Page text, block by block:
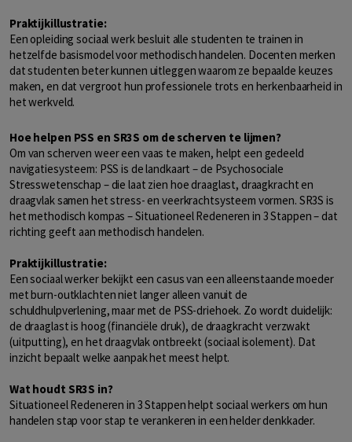
Praktijkillustratie:
Een opleiding sociaal werk besluit alle studenten te trainen in
hetzelfde basismodel voor methodisch handelen. Docenten merken
dat studenten beter kunnen uitleggen waarom ze bepaalde keuzes
maken, en dat vergroot hun professionele trots en herkenbaarheid in
het werkveld.
Hoe helpen PSS en SR3S om de scherven te lijmen?
Om van scherven weer een vaas te maken, helpt een gedeeld
navigatiesysteem: PSS is de landkaart – de Psychosociale
Stresswetenschap – die laat zien hoe draaglast, draagkracht en
draagvlak samen het stress- en veerkrachtsysteem vormen. SR3S is
het methodisch kompas – Situationeel Redeneren in 3 Stappen – dat
richting geeft aan methodisch handelen.
Praktijkillustratie:
Een sociaal werker bekijkt een casus van een alleenstaande moeder
met burn-outklachten niet langer alleen vanuit de
schuldhulpverlening, maar met de PSS-driehoek. Zo wordt duidelijk:
de draaglast is hoog (financiële druk), de draagkracht verzwakt
(uitputting), en het draagvlak ontbreekt (sociaal isolement). Dat
inzicht bepaalt welke aanpak het meest helpt.
Wat houdt SR3S in?
Situationeel Redeneren in 3 Stappen helpt sociaal werkers om hun
handelen stap voor stap te verankeren in een helder denkkader.